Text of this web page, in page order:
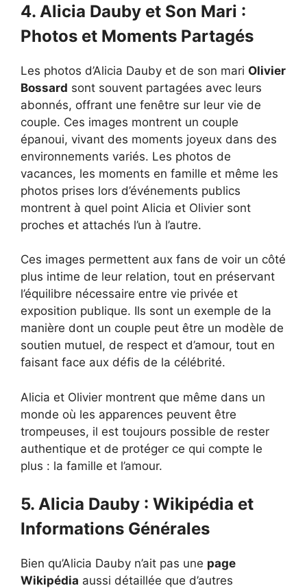
4. Alicia Dauby et Son Mari :
Photos et Moments Partagés
Les photos d’Alicia Dauby et de son mari Olivier
Bossard sont souvent partagées avec leurs
abonnés, offrant une fenêtre sur leur vie de
couple. Ces images montrent un couple
épanoui, vivant des moments joyeux dans des
environnements variés. Les photos de
vacances, les moments en famille et même les
photos prises lors d’événements publics
montrent à quel point Alicia et Olivier sont
proches et attachés l’un à l’autre.
Ces images permettent aux fans de voir un côté
plus intime de leur relation, tout en préservant
l’équilibre nécessaire entre vie privée et
exposition publique. Ils sont un exemple de la
manière dont un couple peut être un modèle de
soutien mutuel, de respect et d’amour, tout en
faisant face aux défis de la célébrité.
Alicia et Olivier montrent que même dans un
monde où les apparences peuvent être
trompeuses, il est toujours possible de rester
authentique et de protéger ce qui compte le
plus : la famille et l’amour.
5. Alicia Dauby : Wikipédia et
Informations Générales
Bien qu’Alicia Dauby n’ait pas une page
Wikipédia aussi détaillée que d’autres